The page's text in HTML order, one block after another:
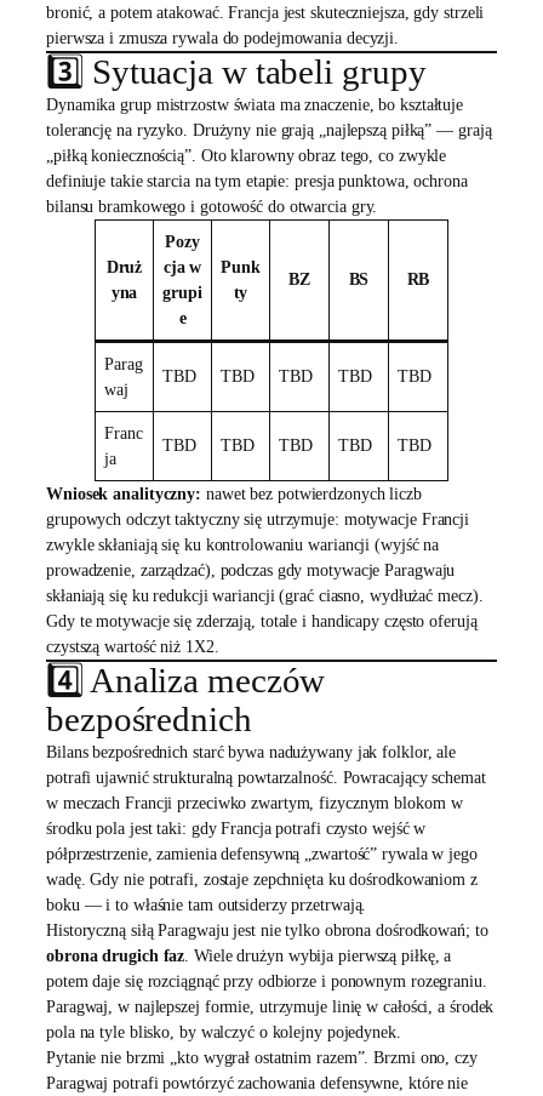
bronić, a potem atakować. Francja jest skuteczniejsza, gdy strzeli
pierwsza i zmusza rywala do podejmowania decyzji.
3️⃣ Sytuacja w tabeli grupy
Dynamika grup mistrzostw świata ma znaczenie, bo kształtuje
tolerancję na ryzyko. Drużyny nie grają „najlepszą piłką” — grają
„piłką koniecznością”. Oto klarowny obraz tego, co zwykle
definiuje takie starcia na tym etapie: presja punktowa, ochrona
bilansu bramkowego i gotowość do otwarcia gry.
Druż
yna
Pozy
cja w
grupi
e
Punk
ty
BZ BS RB
Parag
waj
TBD TBD TBD TBD TBD
Franc
ja
TBD TBD TBD TBD TBD
Wniosek analityczny: nawet bez potwierdzonych liczb
grupowych odczyt taktyczny się utrzymuje: motywacje Francji
zwykle skłaniają się ku kontrolowaniu wariancji (wyjść na
prowadzenie, zarządzać), podczas gdy motywacje Paragwaju
skłaniają się ku redukcji wariancji (grać ciasno, wydłużać mecz).
Gdy te motywacje się zderzają, totale i handicapy często oferują
czystszą wartość niż 1X2.
4️⃣ Analiza meczów
bezpośrednich
Bilans bezpośrednich starć bywa nadużywany jak folklor, ale
potrafi ujawnić strukturalną powtarzalność. Powracający schemat
w meczach Francji przeciwko zwartym, fizycznym blokom w
środku pola jest taki: gdy Francja potrafi czysto wejść w
półprzestrzenie, zamienia defensywną „zwartość” rywala w jego
wadę. Gdy nie potrafi, zostaje zepchnięta ku dośrodkowaniom z
boku — i to właśnie tam outsiderzy przetrwają.
Historyczną siłą Paragwaju jest nie tylko obrona dośrodkowań; to
obrona drugich faz . Wiele drużyn wybija pierwszą piłkę, a
potem daje się rozciągnąć przy odbiorze i ponownym rozegraniu.
Paragwaj, w najlepszej formie, utrzymuje linię w całości, a środek
pola na tyle blisko, by walczyć o kolejny pojedynek.
Pytanie nie brzmi „kto wygrał ostatnim razem”. Brzmi ono, czy
Paragwaj potrafi powtórzyć zachowania defensywne, które nie